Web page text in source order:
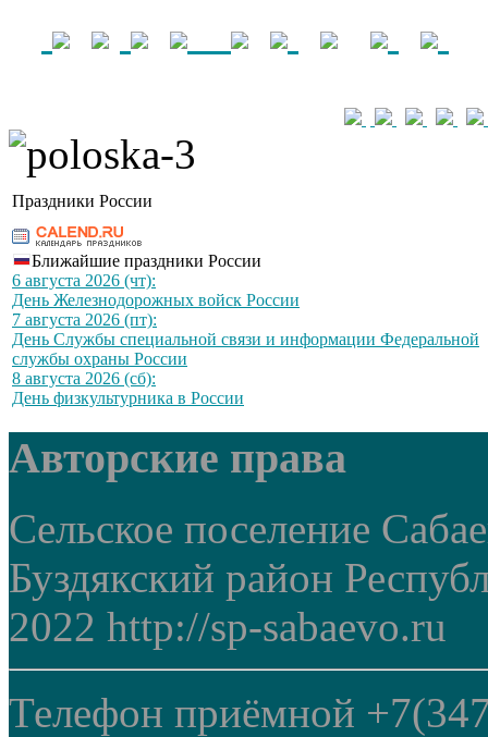
Праздники России
Ближайшие праздники России
6 августа 2026 (чт):
День Железнодорожных войск России
7 августа 2026 (пт):
День Службы специальной связи и информации Федеральной
службы охраны России
8 августа 2026 (сб):
День физкультурника в России
Авторские права
Сельское поселение
Буздякский район
2022 http://sp-sabaevo.ru
Телефон приёмной